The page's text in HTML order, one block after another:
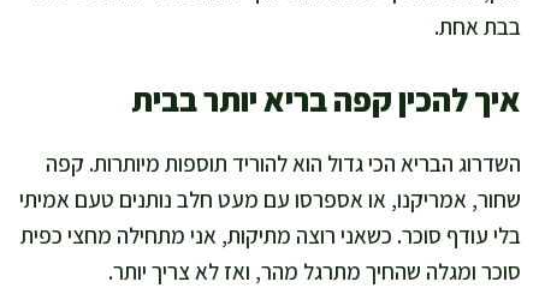
בבת אחת.
איך להכין קפה בריא יותר בבית
השדרוג הבריא הכי גדול הוא להוריד תוספות מיותרות. קפה
שחור, אמריקנו, או אספרסו עם מעט חלב נותנים טעם אמיתי
בלי עודף סוכר. כשאני רוצה מתיקות, אני מתחילה מחצי כפית
סוכר ומגלה שהחיך מתרגל מהר, ואז לא צריך יותר.